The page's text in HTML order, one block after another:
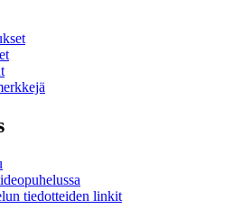
tiedotteiden linkit